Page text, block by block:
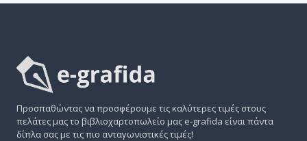
Προσπαθώντας να προσφέρουμε τις καλύτερες τιμές στους
πελάτες μας το βιβλιοχαρτοπωλείο μας e-grafida είναι πάντα
δίπλα σας με τις πιο ανταγωνιστικές τιμές!